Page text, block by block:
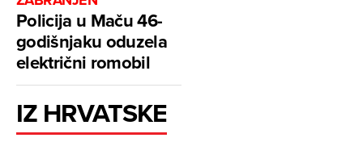
Policija u Maču 46-
godišnjaku oduzela
električni romobil
IZ HRVATSKE